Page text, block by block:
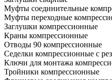
Муфты соединительные
Муфты переходные
Заглушки компрессионные
Краны компрессионные
Отводы 90 компрессионные
Седелки компрессионные с
Ключи для монтажа
Тройники компрессионные